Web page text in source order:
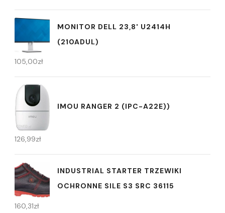
MONITOR DELL 23,8' U2414H
(210ADUL)
105,00zł
IMOU RANGER 2 (IPC-A22E))
126,99zł
INDUSTRIAL STARTER TRZEWIKI
OCHRONNE SILE S3 SRC 36115
160,31zł